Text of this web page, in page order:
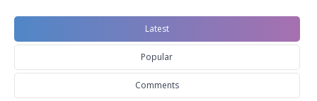
Latest
Popular
Comments